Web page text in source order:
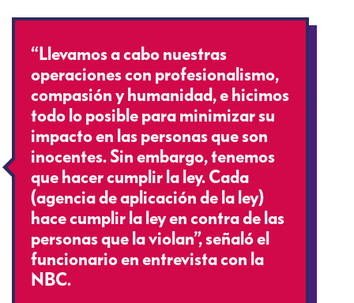
“Llevamos a cabo nuestras
operaciones con profesionalismo,
compasión y humanidad, e hicimos
todo lo posible para minimizar su
impacto en las personas que son
inocentes. Sin embargo, tenemos
que hacer cumplir la ley. Cada
(agencia de aplicación de la ley)
hace cumplir la ley en contra de las
personas que la violan”, señaló el
funcionario en entrevista con la
NBC.